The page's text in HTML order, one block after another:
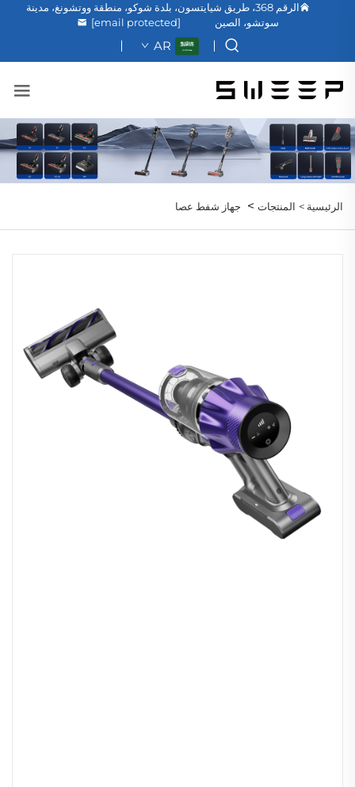
الرقم 368، طريق شيايتسون، بلدة شوكو، منطقة ووتشونغ، مدينة
سوتشو، الصين
[email protected]
AR
الرئيسية > المنتجات > جهاز شفط عصا